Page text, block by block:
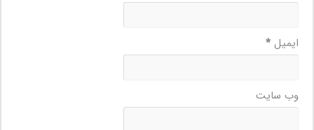
ایمیل*
وب‌ سایت